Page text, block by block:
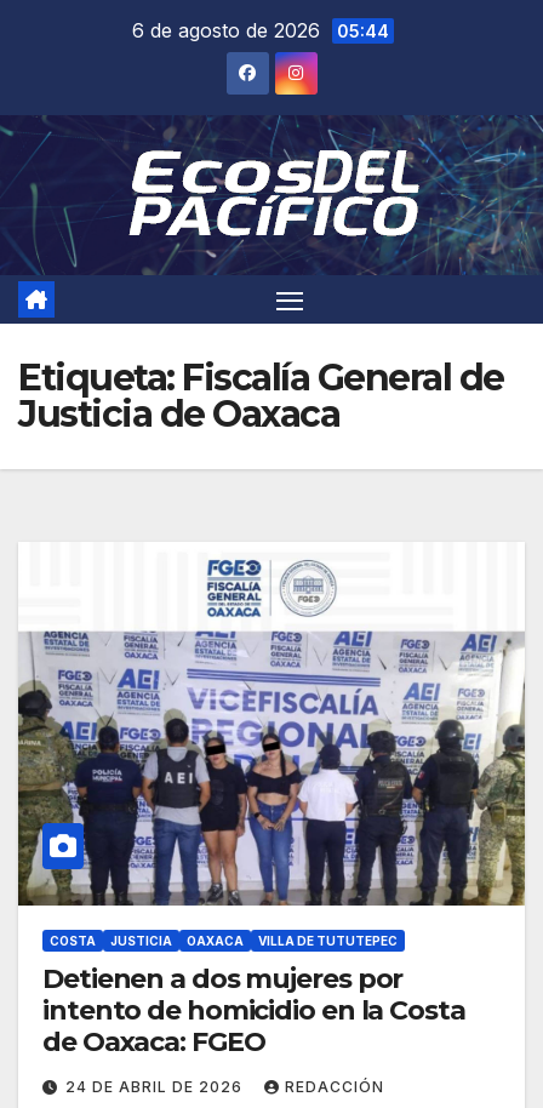
6 de agosto de 2026 05:44
Etiqueta: Fiscalía General de
Justicia de Oaxaca
COSTA JUSTICIA OAXACA VILLA DE TUTUTEPEC
Detienen a dos mujeres por
intento de homicidio en la Costa
de Oaxaca: FGEO
24 DE ABRIL DE 2026 REDACCIÓN